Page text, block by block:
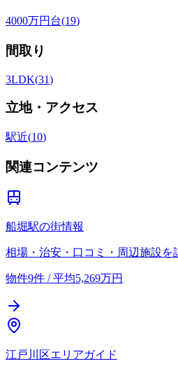
4000万円台(19)
間取り
3LDK(31)
立地・アクセス
駅近(10)
関連コンテンツ
船堀駅の街情報
相場・治安・口コミ・周辺施設を
物件9件 / 平均5,269万円
江戸川区エリアガイド